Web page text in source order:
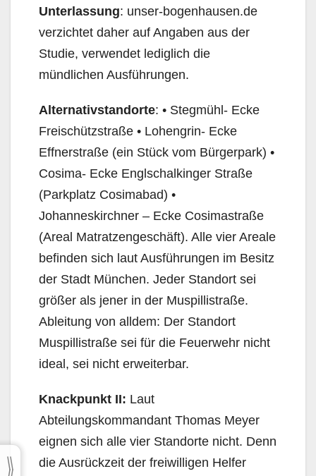
Unterlassung: unser-bogenhausen.de
verzichtet daher auf Angaben aus der
Studie, verwendet lediglich die
mündlichen Ausführungen.
Alternativstandorte: • Stegmühl- Ecke
Freischützstraße • Lohengrin- Ecke
Effnerstraße (ein Stück vom Bürgerpark) •
Cosima- Ecke Englschalkinger Straße
(Parkplatz Cosimabad) •
Johanneskirchner – Ecke Cosimastraße
(Areal Matratzengeschäft). Alle vier Areale
befinden sich laut Ausführungen im Besitz
der Stadt München. Jeder Standort sei
größer als jener in der Muspillistraße.
Ableitung von alldem: Der Standort
Muspillistraße sei für die Feuerwehr nicht
ideal, sei nicht erweiterbar.
Knackpunkt II: Laut
Abteilungskommandant Thomas Meyer
eignen sich alle vier Standorte nicht. Denn
die Ausrückzeit der freiwilligen Helfer